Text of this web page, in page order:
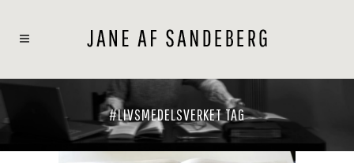
#LIVSMEDELSVERKET TAG